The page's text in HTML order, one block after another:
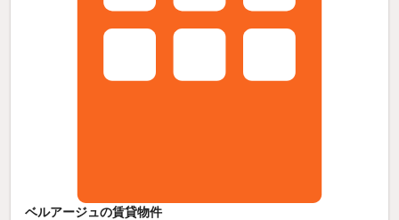
ベルアージュの賃貸物件